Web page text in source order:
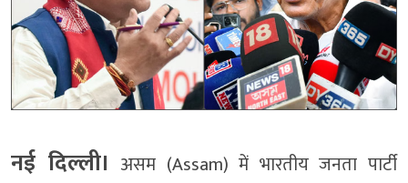
नई दिल्ली। असम (Assam) में भारतीय जनता पार्टी